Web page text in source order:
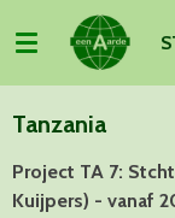
direct
naar
de
S
Tanzania
Project TA 7:
Kuijpers) - vanaf